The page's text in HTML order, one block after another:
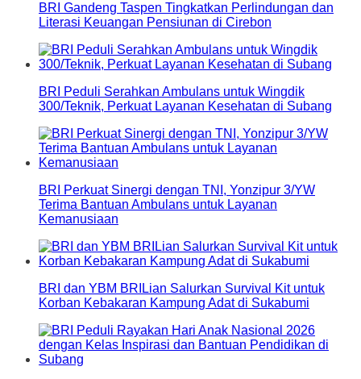
BRI Gandeng Taspen Tingkatkan Perlindungan dan
Literasi Keuangan Pensiunan di Cirebon
BRI Peduli Serahkan Ambulans untuk Wingdik
300/Teknik, Perkuat Layanan Kesehatan di Subang
BRI Perkuat Sinergi dengan TNI, Yonzipur 3/YW
Terima Bantuan Ambulans untuk Layanan
Kemanusiaan
BRI dan YBM BRILian Salurkan Survival Kit untuk
Korban Kebakaran Kampung Adat di Sukabumi